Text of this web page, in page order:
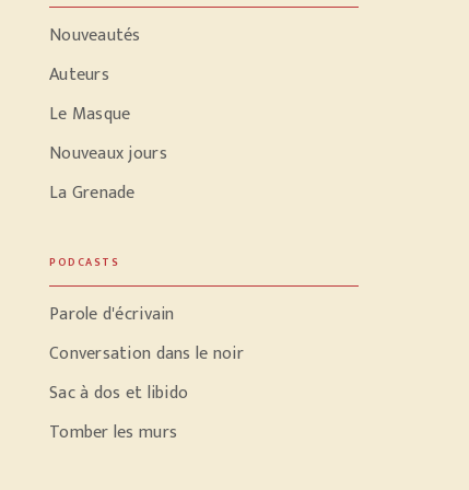
Nouveautés
Auteurs
Le Masque
Nouveaux jours
La Grenade
PODCASTS
Parole d'écrivain
Conversation dans le noir
Sac à dos et libido
Tomber les murs